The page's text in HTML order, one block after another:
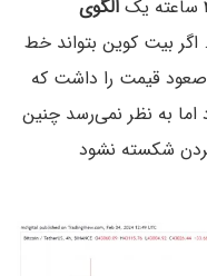
الگوی
بیت کوین بتواند خط
صعود قیمت را داشت که
دلار تثبیت شود اما به نظر نمی‌رسد چنین
شکسته نشود